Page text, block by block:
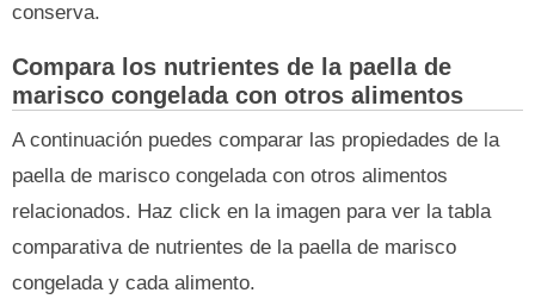
conserva.
Compara los nutrientes de la paella de
marisco congelada con otros alimentos
A continuación puedes comparar las propiedades de la
paella de marisco congelada con otros alimentos
relacionados. Haz click en la imagen para ver la tabla
comparativa de nutrientes de la paella de marisco
congelada y cada alimento.